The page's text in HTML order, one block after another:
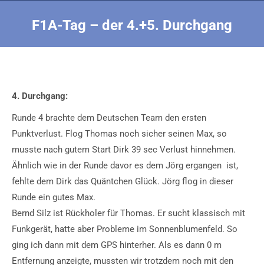
F1A-Tag – der 4.+5. Durchgang
4. Durchgang:
Runde 4 brachte dem Deutschen Team den ersten
Punktverlust. Flog Thomas noch sicher seinen Max, so
musste nach gutem Start Dirk 39 sec Verlust hinnehmen.
Ähnlich wie in der Runde davor es dem Jörg ergangen ist,
fehlte dem Dirk das Quäntchen Glück. Jörg flog in dieser
Runde ein gutes Max.
Bernd Silz ist Rückholer für Thomas. Er sucht klassisch mit
Funkgerät, hatte aber Probleme im Sonnenblumenfeld. So
ging ich dann mit dem GPS hinterher. Als es dann 0 m
Entfernung anzeigte, mussten wir trotzdem noch mit den